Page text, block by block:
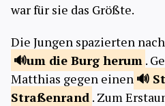
war für sie das Größte.
Die Jungen spazierten
um die Burg herum .
Matthias gegen einen
Straßenrand . Zum